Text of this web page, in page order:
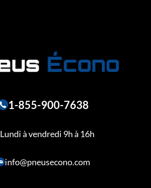
1-855-900-7638
Lundi à vendredi 9h à 16h
info@pneusecono.com